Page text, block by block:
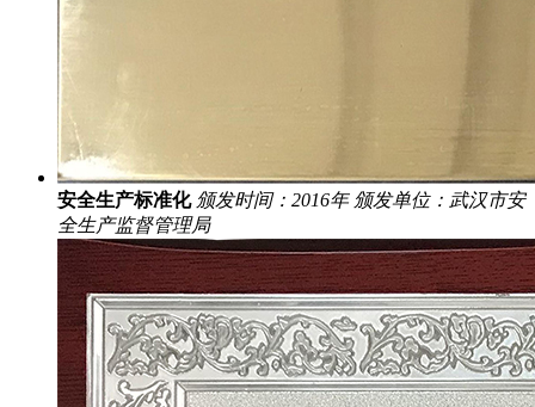
安全生产标准化 颁发时间：2016年 颁发单位：武汉市安
全生产监督管理局